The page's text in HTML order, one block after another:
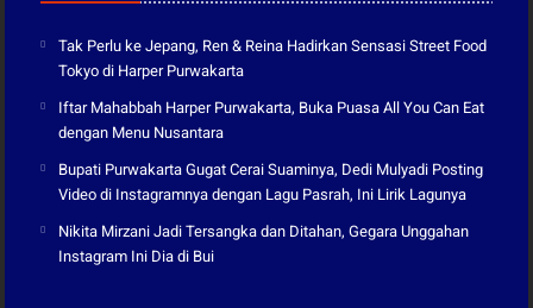
Tak Perlu ke Jepang, Ren & Reina Hadirkan Sensasi Street Food
Tokyo di Harper Purwakarta
Iftar Mahabbah Harper Purwakarta, Buka Puasa All You Can Eat
dengan Menu Nusantara
Bupati Purwakarta Gugat Cerai Suaminya, Dedi Mulyadi Posting
Video di Instagramnya dengan Lagu Pasrah, Ini Lirik Lagunya
Nikita Mirzani Jadi Tersangka dan Ditahan, Gegara Unggahan
Instagram Ini Dia di Bui